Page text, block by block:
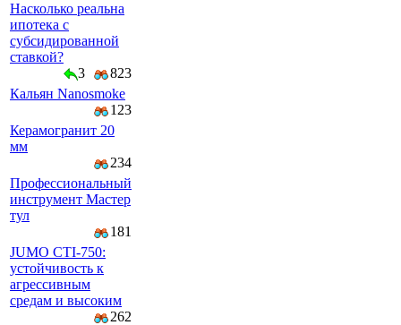
Насколько реальна
ипотека с
субсидированной
ставкой?
3
823
Кальян Nanosmoke
123
Керамогранит 20
мм
234
Профессиональный
инструмент Мастер
тул
181
JUMO CTI-750:
устойчивость к
агрессивным
средам и высоким
262